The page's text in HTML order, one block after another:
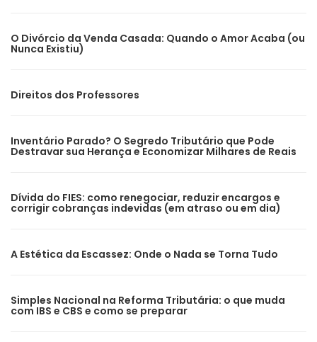
O Divórcio da Venda Casada: Quando o Amor Acaba (ou
Nunca Existiu)
Direitos dos Professores
Inventário Parado? O Segredo Tributário que Pode
Destravar sua Herança e Economizar Milhares de Reais
Dívida do FIES: como renegociar, reduzir encargos e
corrigir cobranças indevidas (em atraso ou em dia)
A Estética da Escassez: Onde o Nada se Torna Tudo
Simples Nacional na Reforma Tributária: o que muda
com IBS e CBS e como se preparar